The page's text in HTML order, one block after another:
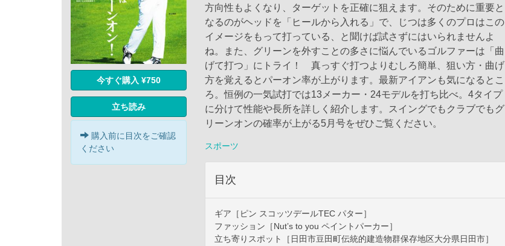
今すぐ購入 ¥750
立ち読み
購入前に目次をご確認
ください
方向性もよくなり、ターゲットを正確に狙えます。そのために重要と
なるのがヘッドを「ヒールから入れる」で、じつは多くのプロはこの
イメージをもって打っている、と聞けば試さずにはいられませんよ
ね。また、グリーンを外すことの多さに悩んでいるゴルファーは「曲
げて打つ」にトライ！ 真っすぐ打つよりむしろ簡単、狙い方・曲げ
方を覚えるとパーオン率が上がります。最新アイアンも気になるとこ
ろ。恒例の一気試打では13メーカー・24モデルを打ち比べ。4タイプ
に分けて性能や長所を詳しく紹介します。スイングでもクラブでもグ
リーンオンの確率が上がる5月号をぜひご覧ください。
スポーツ
目次
ギア［ピン スコッツデールTEC パター］
ファッション［Nut’s to you ペイントパーカー］
立ち寄りスポット［日田市豆田町伝統的建造物群保存地区大分県日田市］